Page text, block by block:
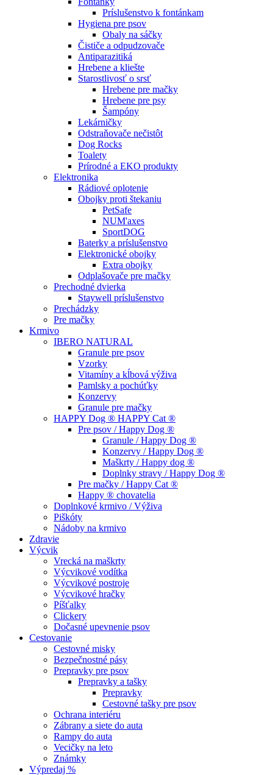
Príslušenstvo k fontánkam
Hygiena pre psov
Obaly na sáčky
Čističe a odpudzovače
Antiparazitiká
Hrebene a kliešte
Starostlivosť o srsť
Hrebene pre mačky
Hrebene pre psy
Šampóny
Lekárničky
Odstraňovače nečistôt
Dog Rocks
Toalety
Prírodné a EKO produkty
Elektronika
Rádiové oplotenie
Obojky proti štekaniu
PetSafe
NUM'axes
SportDOG
Baterky a príslušenstvo
Elektronické obojky
Extra obojky
Odplašovače pre mačky
Prechodné dvierka
Staywell príslušenstvo
Prechádzky
Pre mačky
Krmivo
IBERO NATURAL
Granule pre psov
Vzorky
Vitamíny a kĺbová výživa
Pamlsky a pochúťky
Konzervy
Granule pre mačky
HAPPY Dog ® HAPPY Cat ®
Pre psov / Happy Dog ®
Granule / Happy Dog ®
Konzervy / Happy Dog ®
Maškrty / Happy dog ®
Doplnky stravy / Happy Dog ®
Pre mačky / Happy Cat ®
Happy ® chovatelia
Doplnkové krmivo / Výživa
Piškóty
Nádoby na krmivo
Zdravie
Výcvik
Vrecká na maškrty
Výcvikové vodítka
Výcvikové postroje
Výcvikové hračky
Píšťalky
Clickery
Dočasné upevnenie psov
Cestovanie
Cestovné misky
Bezpečnostné pásy
Prepravky pre psov
Prepravky a tašky
Prepravky
Cestovné tašky pre psov
Ochrana interiéru
Zábrany a siete do auta
Rampy do auta
Vecičky na leto
Známky
Výpredaj %